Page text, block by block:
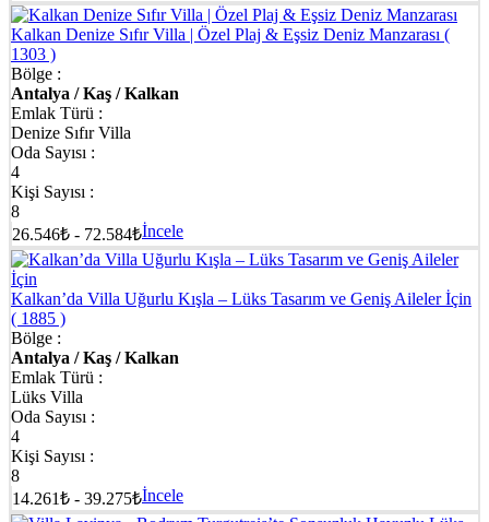
Kalkan Denize Sıfır Villa | Özel Plaj & Eşsiz Deniz Manzarası (
1303 )
Bölge :
Antalya / Kaş / Kalkan
Emlak Türü :
Denize Sıfır Villa
Oda Sayısı :
4
Kişi Sayısı :
8
26.546₺ - 72.584₺İncele
Kalkan’da Villa Uğurlu Kışla – Lüks Tasarım ve Geniş Aileler İçin
( 1885 )
Bölge :
Antalya / Kaş / Kalkan
Emlak Türü :
Lüks Villa
Oda Sayısı :
4
Kişi Sayısı :
8
14.261₺ - 39.275₺İncele